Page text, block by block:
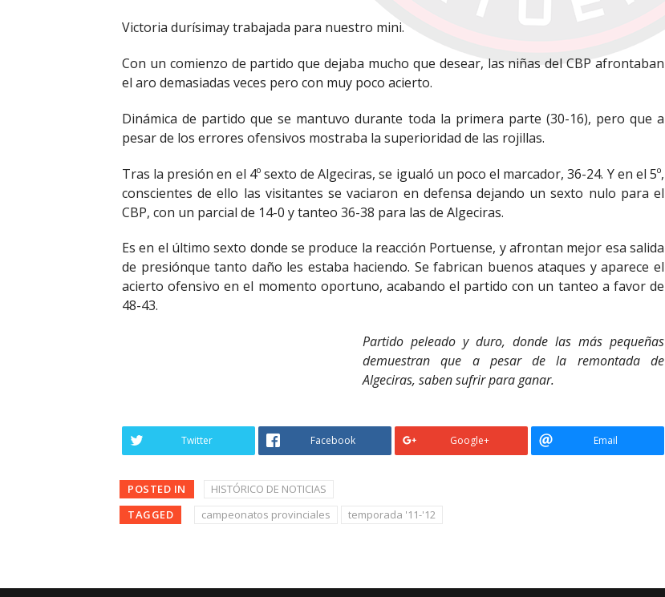
Victoria durísimay trabajada para nuestro mini.
Con un comienzo de partido que dejaba mucho que desear, las niñas del CBP afrontaban
el aro demasiadas veces pero con muy poco acierto.
Dinámica de partido que se mantuvo durante toda la primera parte (30-16), pero que a
pesar de los errores ofensivos mostraba la superioridad de las rojillas.
Tras la presión en el 4º sexto de Algeciras, se igualó un poco el marcador, 36-24. Y en el 5º,
conscientes de ello las visitantes se vaciaron en defensa dejando un sexto nulo para el
CBP, con un parcial de 14-0 y tanteo 36-38 para las de Algeciras.
Es en el último sexto donde se produce la reacción Portuense, y afrontan mejor esa salida
de presiónque tanto daño les estaba haciendo. Se fabrican buenos ataques y aparece el
acierto ofensivo en el momento oportuno, acabando el partido con un tanteo a favor de
48-43.
Partido peleado y duro, donde las más pequeñas
demuestran que a pesar de la remontada de
Algeciras, saben sufrir para ganar.
Twitter Facebook Google+ Email
POSTED IN
HISTÓRICO DE NOTICIAS
TAGGED
campeonatos provinciales temporada '11-'12